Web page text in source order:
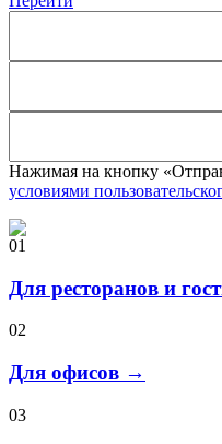
Нажимая на кнопку
условиями
01
Для ресторанов и
02
Для офисов →
03